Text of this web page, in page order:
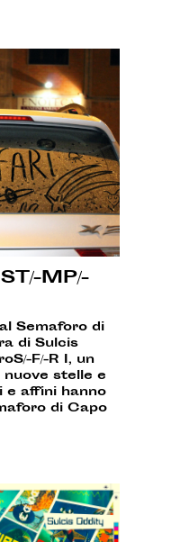
MP/-
Semaforo di
di Sulcis
F/-R I, un
stelle e
e affini hanno
di Capo